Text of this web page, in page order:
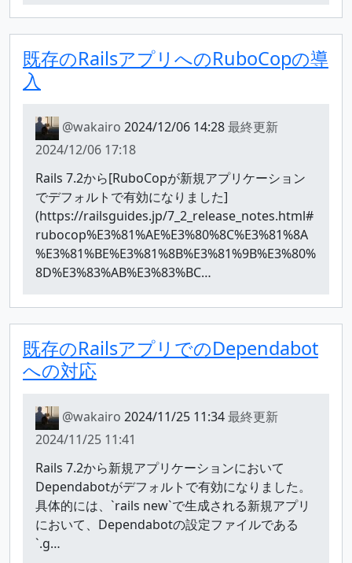
既存のRailsアプリへのRuboCopの導
入
@wakairo 2024/12/06 14:28最終更新
2024/12/06 17:18
Rails 7.2から[RuboCopが新規アプリケーション
でデフォルトで有効になりました]
(https://railsguides.jp/7_2_release_notes.html#
rubocop%E3%81%AE%E3%80%8C%E3%81%8A
%E3%81%BE%E3%81%8B%E3%81%9B%E3%80%
8D%E3%83%AB%E3%83%BC…
既存のRailsアプリでのDependabot
への対応
@wakairo 2024/11/25 11:34最終更新
2024/11/25 11:41
Rails 7.2から新規アプリケーションにおいて
Dependabotがデフォルトで有効になりました。
具体的には、`rails new`で生成される新規アプリ
において、Dependabotの設定ファイルである
`.g…